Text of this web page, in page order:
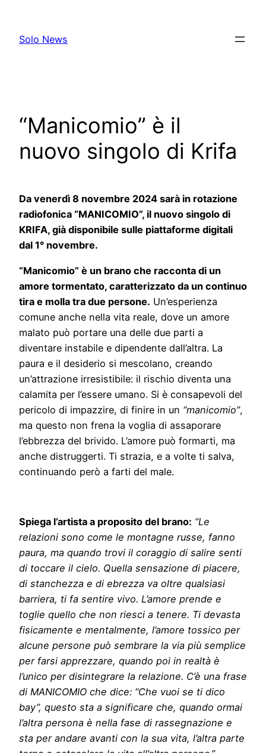
content
Solo News
“Manicomio” è il
nuovo singolo di Krifa
Da venerdì 8 novembre 2024 sarà in rotazione
radiofonica “MANICOMIO”, il nuovo singolo di
KRIFA, già disponibile sulle piattaforme digitali
dal 1° novembre.
“Manicomio” è un brano che racconta di un
amore tormentato, caratterizzato da un continuo
tira e molla tra due persone. Un’esperienza
comune anche nella vita reale, dove un amore
malato può portare una delle due parti a
diventare instabile e dipendente dall’altra. La
paura e il desiderio si mescolano, creando
un’attrazione irresistibile: il rischio diventa una
calamita per l’essere umano. Si è consapevoli del
pericolo di impazzire, di finire in un “manicomio”,
ma questo non frena la voglia di assaporare
l’ebbrezza del brivido. L’amore può formarti, ma
anche distruggerti. Ti strazia, e a volte ti salva,
continuando però a farti del male.
Spiega l’artista a proposito del brano: “Le
relazioni sono come le montagne russe, fanno
paura, ma quando trovi il coraggio di salire senti
di toccare il cielo. Quella sensazione di piacere,
di stanchezza e di ebrezza va oltre qualsiasi
barriera, ti fa sentire vivo. L’amore prende e
toglie quello che non riesci a tenere. Ti devasta
fisicamente e mentalmente, l’amore tossico per
alcune persone può sembrare la via più semplice
per farsi apprezzare, quando poi in realtà è
l’unico per disintegrare la relazione. C’è una frase
di MANICOMIO che dice: “Che vuoi se ti dico
bay”, questo sta a significare che, quando ormai
l’altra persona è nella fase di rassegnazione e
sta per andare avanti con la sua vita, l’altra parte